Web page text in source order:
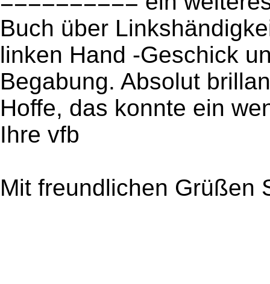
Buch über
linken Hand -Geschick
Begabung. Absolut
Hoffe, das konnte ein
Ihre vfb
Mit freundlichen Grüßen